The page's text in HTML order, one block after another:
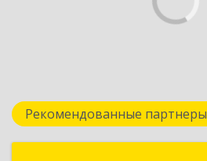
Рекомендованные партнеры